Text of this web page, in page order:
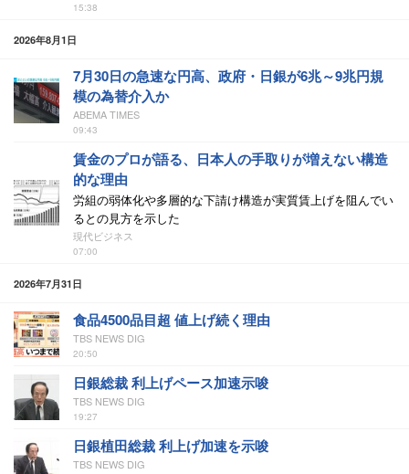
15:38
2026年8月1日
7月30日の急速な円高、政府・日銀が6兆～9兆円規
模の為替介入か
ABEMA TIMES
09:43
賃金のプロが語る、日本人の手取りが増えない構造
的な理由
労組の弱体化や多層的な下請け構造が実質賃上げを阻んでい
るとの見方を示した
現代ビジネス
07:00
2026年7月31日
食品4500品目超 値上げ続く理由
TBS NEWS DIG
20:50
日銀総裁 利上げペース加速示唆
TBS NEWS DIG
19:27
日銀植田総裁 利上げ加速を示唆
TBS NEWS DIG